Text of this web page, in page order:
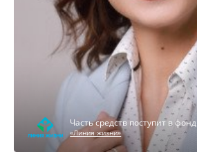
Часть средств поступит в фонд
«Линия жизни»